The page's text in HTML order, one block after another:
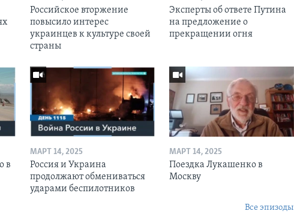
Российское вторжение
повысило интерес
украинцев к культуре своей
страны
Эксперты об ответе Путина
на предложение о
прекращении огня
в
МАРТ 14, 2025
Россия и Украина
продолжают обмениваться
ударами беспилотников
МАРТ 14, 2025
Поездка Лукашенко в
Москву
Все эпизоды